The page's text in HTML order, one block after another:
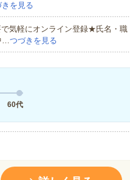
きを見る
気軽にオンライン登録★氏名・職
…つづきを見る
60代